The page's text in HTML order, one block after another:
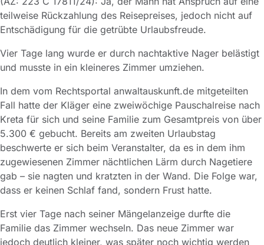
teilweise Rückzahlung des Reisepreises, jedoch nicht auf
Entschädigung für die getrübte Urlaubsfreude.
Vier Tage lang wurde er durch nachtaktive Nager belästigt
und musste in ein kleineres Zimmer umziehen.
In dem vom Rechtsportal anwaltauskunft.de mitgeteilten
Fall hatte der Kläger eine zweiwöchige Pauschalreise nach
Kreta für sich und seine Familie zum Gesamtpreis von über
5.300 € gebucht. Bereits am zweiten Urlaubstag
beschwerte er sich beim Veranstalter, da es in dem ihm
zugewiesenen Zimmer nächtlichen Lärm durch Nagetiere
gab – sie nagten und kratzten in der Wand. Die Folge war,
dass er keinen Schlaf fand, sondern Frust hatte.
Erst vier Tage nach seiner Mängelanzeige durfte die
Familie das Zimmer wechseln. Das neue Zimmer war
jedoch deutlich kleiner, was später noch wichtig werden